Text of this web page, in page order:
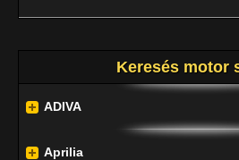
Keresés motor
ADIVA
Aprilia